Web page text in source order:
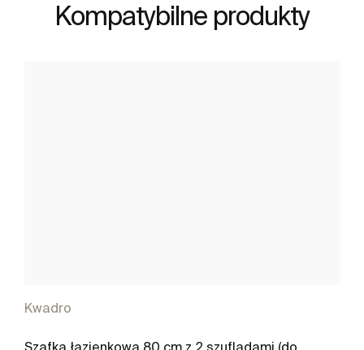
Kompatybilne produkty
Kwadro
Szafka łazienkowa 80 cm z 2 szufladami (do